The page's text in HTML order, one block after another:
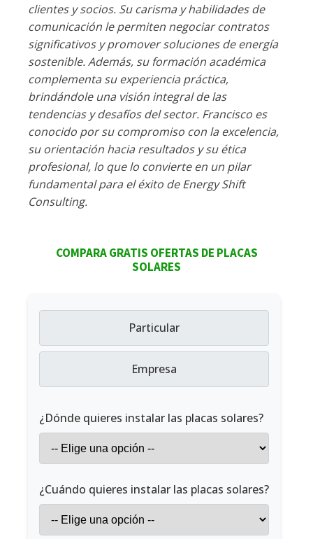
clientes y socios. Su carisma y habilidades de
comunicación le permiten negociar contratos
significativos y promover soluciones de energía
sostenible. Además, su formación académica
complementa su experiencia práctica,
brindándole una visión integral de las
tendencias y desafíos del sector. Francisco es
conocido por su compromiso con la excelencia,
su orientación hacia resultados y su ética
profesional, lo que lo convierte en un pilar
fundamental para el éxito de Energy Shift
Consulting.
COMPARA GRATIS OFERTAS DE PLACAS
SOLARES
Particular
Empresa
¿Dónde quieres instalar las placas solares?
¿Cuándo quieres instalar las placas solares?